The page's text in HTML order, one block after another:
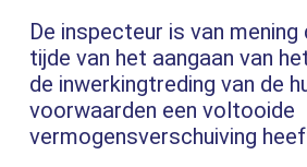
De inspecteur is van
tijde van het aangaan van
de inwerkingtreding van de
voorwaarden een voltooide
vermogensverschuiving